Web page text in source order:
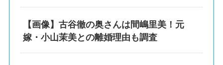
【画像】古谷徹の奥さんは間嶋里美！元
嫁・小山茉美との離婚理由も調査